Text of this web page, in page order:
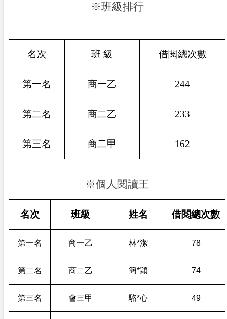
※班級排行
名次 班 級 借閱總次數
第一名 商一乙 244
第二名 商二乙 233
第三名 商二甲 162
※個人閱讀王
名次 班級 姓名 借閱總次數
第一名 商一乙 林*潔 78
第二名 商二乙 簡*穎 74
第三名 會三甲 駱*心 49